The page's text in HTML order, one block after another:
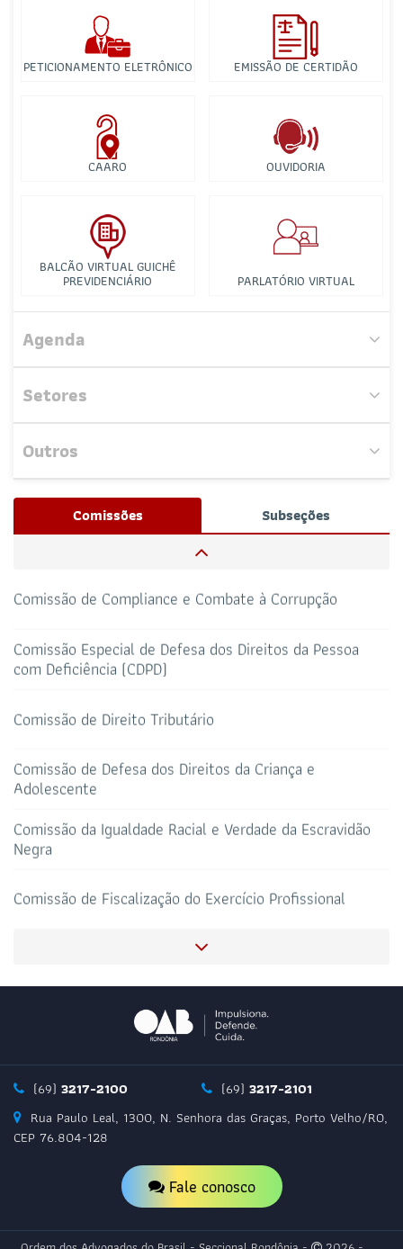
PETICIONAMENTO ELETRÔNICO EMISSÃO DE CERTIDÃO
CAARO OUVIDORIA
BALCÃO VIRTUAL GUICHÊ
PREVIDENCIÁRIO PARLATÓRIO VIRTUAL
Agenda
Nenhum evento próximo encontrado.
Setores
Josué Henrique, / Whatsapp (32172100)
RESPONSÁVEIS
69 3217-2099
TELEFONE
E-MAIL
Todos os setores
Outros
TRIBUNAL DE ÉTICA CANAL PRERROGATIVAS
HOTEL DE TRÂNSITO CLUBE DA OAB
Comissões Subseções
Comissão de Acompanhamento Legislativo
Comissão de Direito da Moda
Comissão Especial de Direito na Escola
Comissão de Compliance e Combate à Corrupção
Comissão Especial de Defesa dos Direitos da Pessoa
com Deficiência (CDPD)
Comissão de Direito Tributário
Comissão de Defesa dos Direitos da Criança e
Adolescente
Comissão da Igualdade Racial e Verdade da Escravidão
Negra
Comissão de Fiscalização do Exercício Profissional
Comissão de Estágio e Exame de Ordem
Comitê de Combate ao Caixa 2 e a Corrupção Eleitoral
Comissão de Direito da Energia
Comissão de Celeridade Processual
Comissão das Assessorias Jurídicas dos Conselhos
(69) 3217-2100 (69) 3217-2101
Rua Paulo Leal, 1300, N. Senhora das Graças, Porto Velho/RO,
CEP 76.804-128
Fale conosco